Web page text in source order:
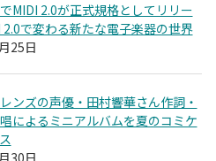
MIDI 2.0が正式規格としてリリー
2.0で変わる新たな電子楽器の世界
25日
ンズの声優・田村響華さん作詞・
によるミニアルバムを夏のコミケ